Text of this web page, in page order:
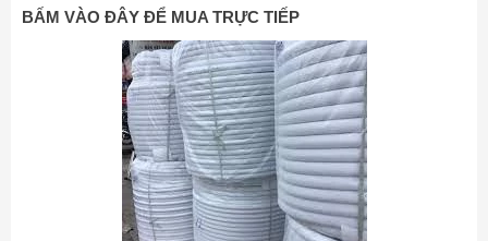
BẤM VÀO ĐÂY ĐỂ MUA TRỰC TIẾP